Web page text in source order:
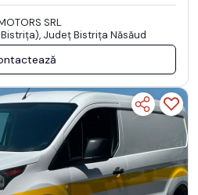
SRL
Județ Bistriţa Năsăud